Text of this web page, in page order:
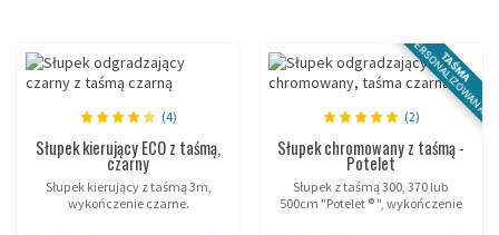
(4)
Słupek kierujący ECO z taśmą,
czarny
Słupek kierujący z taśmą 3m,
wykończenie czarne.
TAŚMA
PERSONALIZOWANA
(2)
Słupek chromowany z taśmą -
Potelet
Słupek z taśmą 300, 370 lub
500cm "Potelet ® ", wykończenie